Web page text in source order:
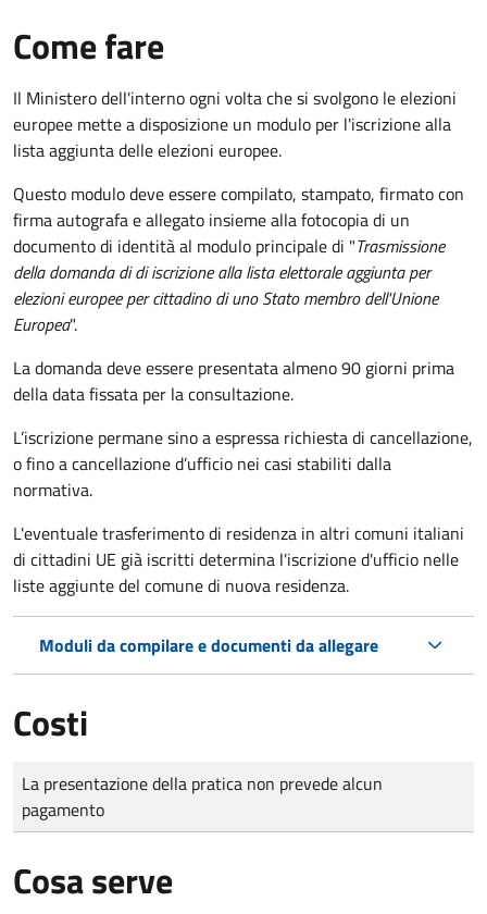
Come fare
Il Ministero dell'interno ogni volta che si svolgono le elezioni
europee mette a disposizione un modulo per l'iscrizione alla
lista aggiunta delle elezioni europee.
Questo modulo deve essere compilato, stampato, firmato con
firma autografa e allegato insieme alla fotocopia di un
documento di identità al modulo principale di "Trasmissione
della domanda di di iscrizione alla lista elettorale aggiunta per
elezioni europee per cittadino di uno Stato membro dell'Unione
Europea".
La domanda deve essere presentata almeno 90 giorni prima
della data fissata per la consultazione.
L’iscrizione permane sino a espressa richiesta di cancellazione,
o fino a cancellazione d’ufficio nei casi stabiliti dalla
normativa.
L'eventuale trasferimento di residenza in altri comuni italiani
di cittadini UE già iscritti determina l'iscrizione d'ufficio nelle
liste aggiunte del comune di nuova residenza.
Moduli da compilare e documenti da allegare
Costi
Tipo di pagamento
Importo
La presentazione della pratica non prevede alcun
pagamento
Cosa serve